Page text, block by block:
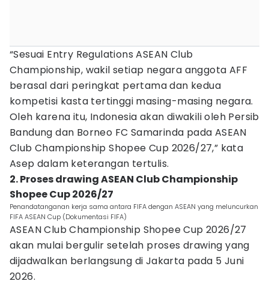
“Sesuai Entry Regulations ASEAN Club
Championship, wakil setiap negara anggota AFF
berasal dari peringkat pertama dan kedua
kompetisi kasta tertinggi masing-masing negara.
Oleh karena itu, Indonesia akan diwakili oleh Persib
Bandung dan Borneo FC Samarinda pada ASEAN
Club Championship Shopee Cup 2026/27,” kata
Asep dalam keterangan tertulis.
2. Proses drawing ASEAN Club Championship
Shopee Cup 2026/27
Penandatanganan kerja sama antara FIFA dengan ASEAN yang meluncurkan
FIFA ASEAN Cup (Dokumentasi FIFA)
ASEAN Club Championship Shopee Cup 2026/27
akan mulai bergulir setelah proses drawing yang
dijadwalkan berlangsung di Jakarta pada 5 Juni
2026.